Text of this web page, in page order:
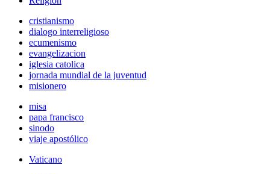
cristianismo
dialogo interreligioso
ecumenismo
evangelizacion
iglesia catolica
jornada mundial de la juventud
misionero
misa
papa francisco
sinodo
viaje apostólico
Vaticano